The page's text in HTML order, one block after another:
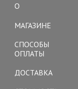
О
МАГАЗИНЕ
СПОСОБЫ
ОПЛАТЫ
ДОСТАВКА